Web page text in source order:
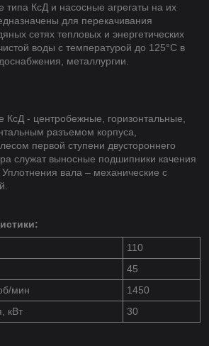
типа КсД и насосные агрегаты на их
для перекачивания
сетях тепловых и энергетических
воды с температурой до 125°С в
металлургии.
КсД - центробежные, горизонтальные,
разъемом корпуса,
первой ступени двустороннего
служат выносные подшипники качения
вала – механические с
110
45
мин
1450
кВт
30